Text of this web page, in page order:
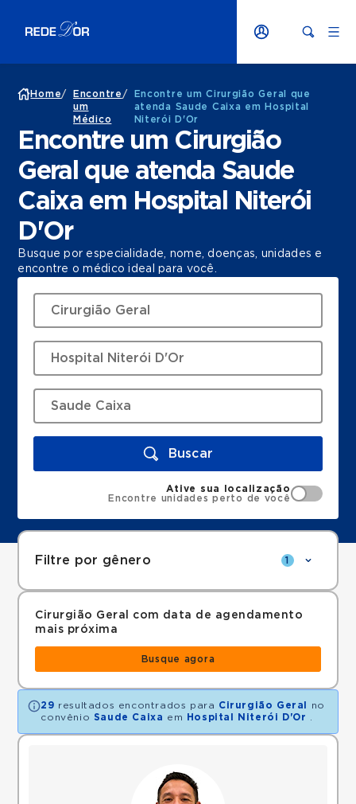
Home/
Encontre
um
Médico
/
Encontre um Cirurgião Geral que
atenda Saude Caixa em Hospital
Niterói D'Or
Encontre um Cirurgião
Geral que atenda Saude
Caixa em Hospital Niterói
D'Or
Busque por especialidade, nome, doenças, unidades e
encontre o médico ideal para você.
Buscar
Ative sua localização
Encontre unidades perto de você
Filtre por gênero 1
Cirurgião Geral com data de agendamento
mais próxima
Busque agora
29 resultados encontrados para Cirurgião Geral
no
convênio Saude Caixa em Hospital Niterói D'Or